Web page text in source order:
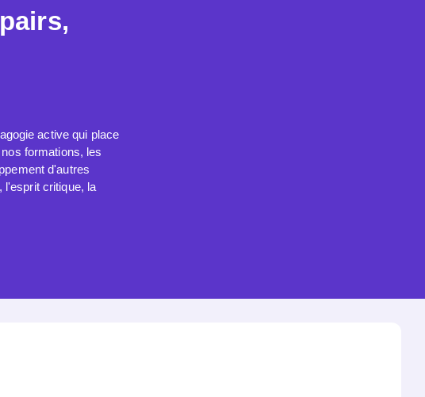
active qui place
formations, les
d'autres
l'esprit critique, la